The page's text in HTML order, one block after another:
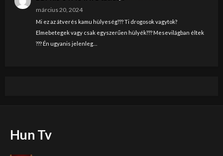
március 20, 2024
Mi ez az átverés kamu hülyeség??? Ti drogosok vagytok?
Elmebetegek vagy csak egyszerűen hülyék??? Mesevilágban éltek
??? Én ugyanis jelenleg…
Hun Tv